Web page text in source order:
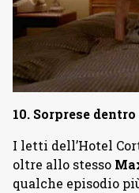
10. Sorprese
I letti dell’Hotel
oltre allo stesso
qualche episodio